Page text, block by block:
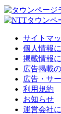
サイトマ
個人情報
掲載情報
広告掲載
広告・サ
利用規約
お知らせ
運営会社